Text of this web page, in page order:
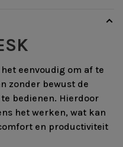
eenvoudig om af te
zonder bewust de
bedienen. Hierdoor
het werken, wat kan
en productiviteit